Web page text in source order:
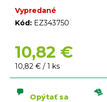
Vypredané
Kód: EZ343750
10,82 €
Jednotková
cena:
10,82 € / 1 ks
Opýtať sa
e
n
s
ť
?